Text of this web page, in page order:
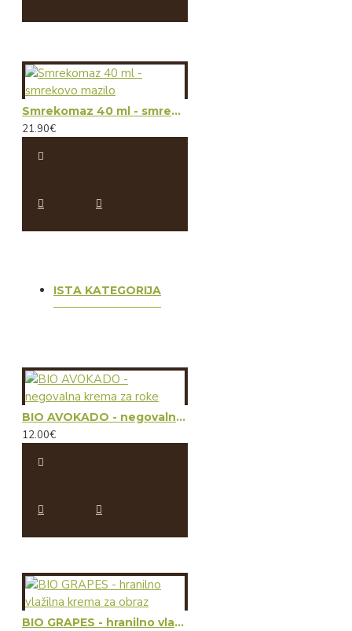
Smrekomaz 40 ml - smrekovo mazilo
21.90€
ISTA KATEGORIJA
BIO AVOKADO - negovalna krema za roke
12.00€
BIO GRAPES - hranilno vlažilna krema za obraz